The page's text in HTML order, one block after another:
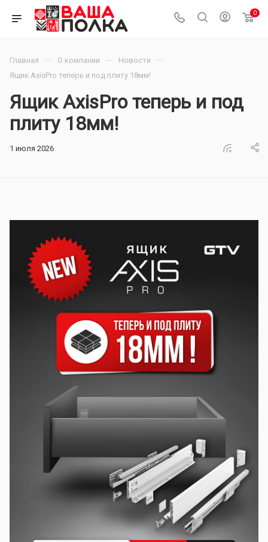
0
Главная — О компании — Новости —
Ящик AxisPro теперь и под плиту 18мм!
Ящик AxisPro теперь и под
плиту 18мм!
1 июля 2026